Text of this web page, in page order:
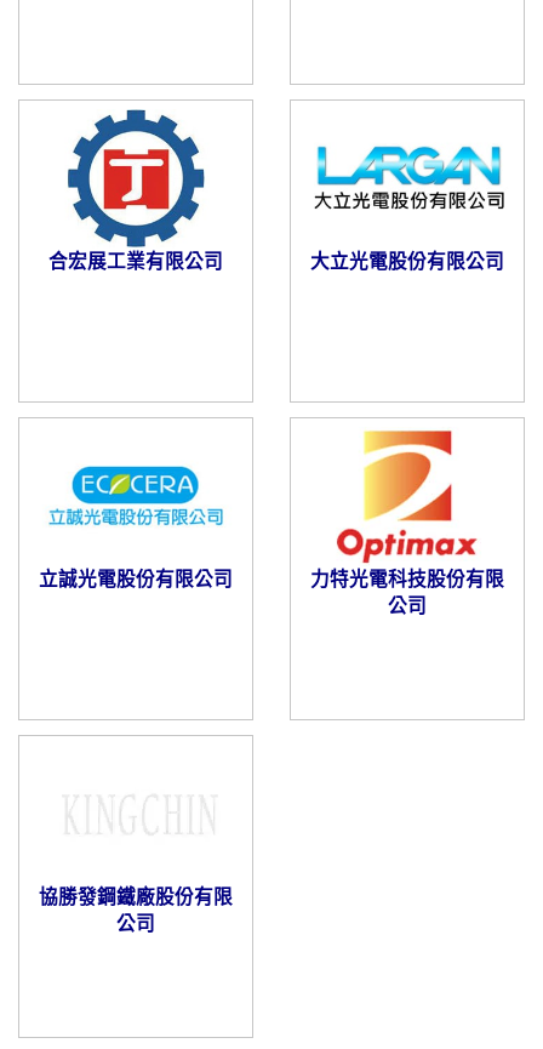
合宏展工業有限公司 大立光電股份有限公司
立誠光電股份有限公司
力特光電科技股份有限
公司
協勝發鋼鐵廠股份有限
公司